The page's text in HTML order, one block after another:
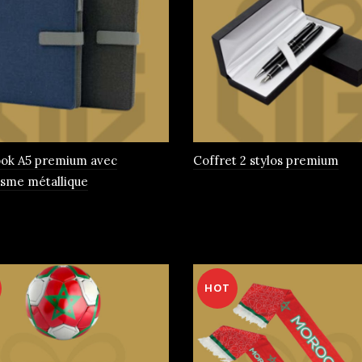
A5 premium avec
métallique
Coffret 2 stylos premium
HOT